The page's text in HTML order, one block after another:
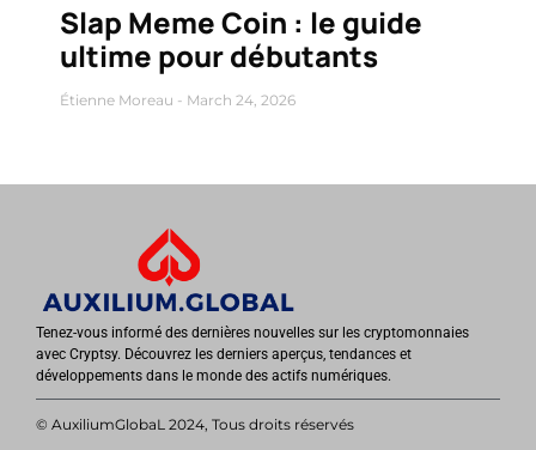
Slap Meme Coin : le guide
ultime pour débutants
Étienne Moreau March 24, 2026
Tenez-vous informé des dernières nouvelles sur les cryptomonnaies
avec Cryptsy. Découvrez les derniers aperçus, tendances et
développements dans le monde des actifs numériques.
© AuxiliumGlobaL 2024, Tous droits réservés